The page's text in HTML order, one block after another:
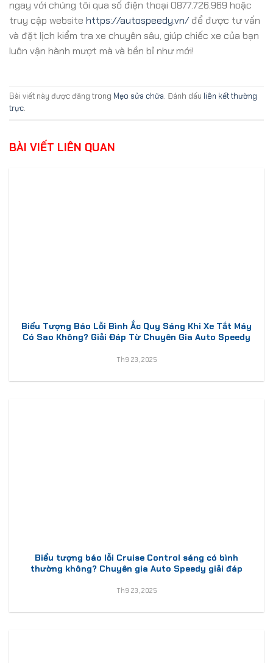
ngay với chúng tôi qua số điện thoại 0877.726.969 hoặc
truy cập website https://autospeedy.vn/để được tư vấn
và đặt lịch kiểm tra xe chuyên sâu, giúp chiếc xe của bạn
luôn vận hành mượt mà và bền bỉ như mới!
Bài viết này được đăng trong Mẹo sửa chữa. Đánh dấu liên kết thường
trực.
BÀI VIẾT LIÊN QUAN
Biểu Tượng Báo Lỗi Bình Ắc Quy Sáng Khi Xe Tắt Máy
Có Sao Không? Giải Đáp Từ Chuyên Gia Auto Speedy
Th9 23, 2025
Biểu tượng báo lỗi Cruise Control sáng có bình
thường không? Chuyên gia Auto Speedy giải đáp
Th9 23, 2025